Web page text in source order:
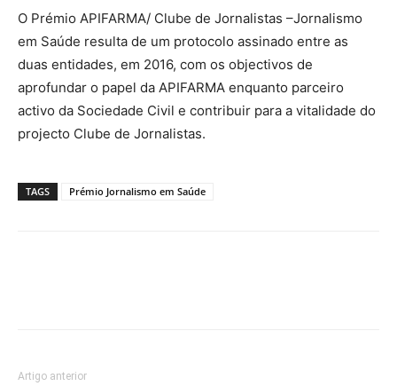
O Prémio APIFARMA/ Clube de Jornalistas –Jornalismo
em Saúde resulta de um protocolo assinado entre as
duas entidades, em 2016, com os objectivos de
aprofundar o papel da APIFARMA enquanto parceiro
activo da Sociedade Civil e contribuir para a vitalidade do
projecto Clube de Jornalistas.
TAGS Prémio Jornalismo em Saúde
Artigo anterior